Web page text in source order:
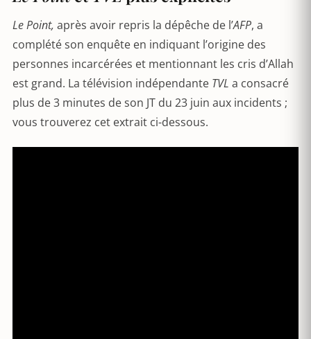
Le Point, après avoir repris la dépêche de l’AFP, a
complété son enquête en indiquant l’origine des
personnes incarcérées et mentionnant les cris d’Allah
est grand. La télévision indépendante TVL a consacré
plus de 3 minutes de son JT du 23 juin aux incidents ;
vous trouverez cet extrait ci-dessous.